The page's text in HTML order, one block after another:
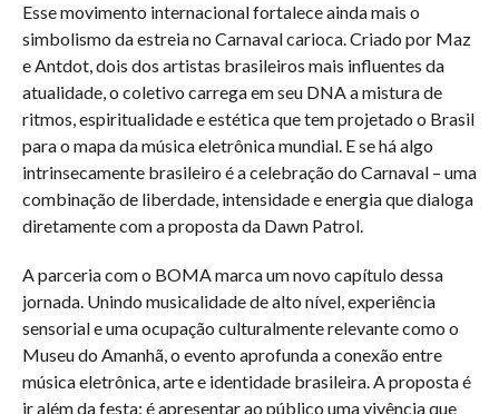
Esse movimento internacional fortalece ainda mais o
simbolismo da estreia no Carnaval carioca. Criado por Maz
e Antdot, dois dos artistas brasileiros mais influentes da
atualidade, o coletivo carrega em seu DNA a mistura de
ritmos, espiritualidade e estética que tem projetado o Brasil
para o mapa da música eletrônica mundial. E se há algo
intrinsecamente brasileiro é a celebração do Carnaval – uma
combinação de liberdade, intensidade e energia que dialoga
diretamente com a proposta da Dawn Patrol.
A parceria com o BOMA marca um novo capítulo dessa
jornada. Unindo musicalidade de alto nível, experiência
sensorial e uma ocupação culturalmente relevante como o
Museu do Amanhã, o evento aprofunda a conexão entre
música eletrônica, arte e identidade brasileira. A proposta é
ir além da festa: é apresentar ao público uma vivência que